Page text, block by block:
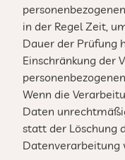
in der Regel Zeit,
Dauer der Prüfung
Einschränkung der
Wenn die
Daten
statt der Löschung
Datenverarbeitung